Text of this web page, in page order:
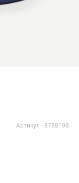
Артикул -8788198